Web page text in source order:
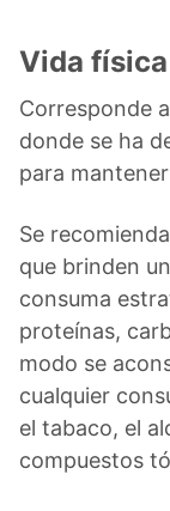
Vida física
Corresponde
donde se ha
para
Se
que brinden
consuma
proteínas,
modo se
cualquier
el tabaco, el
compuestos